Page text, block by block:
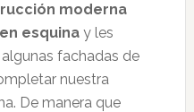
moderna
esquina y les
fachadas de
nuestra
De manera que